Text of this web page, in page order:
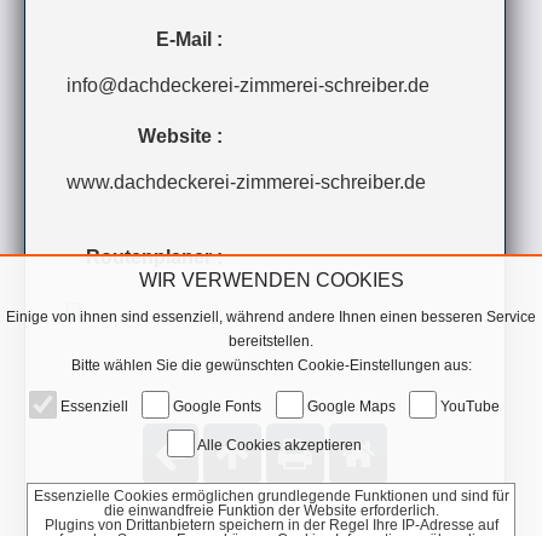
WIR VERWENDEN COOKIES
Einige von ihnen sind essenziell, während andere Ihnen einen besseren Service
bereitstellen.
Bitte wählen Sie die gewünschten Cookie-Einstellungen aus:
Essenziell Google Fonts Google Maps YouTube
Alle Cookies akzeptieren
Essenzielle Cookies ermöglichen grundlegende Funktionen und sind für
die einwandfreie Funktion der Website erforderlich.
Plugins von Drittanbietern speichern in der Regel Ihre IP-Adresse auf
E-Mail :
info@dachdeckerei-zimmerei-schreiber.de
Website :
www.dachdeckerei-zimmerei-schreiber.de
Routenplaner :